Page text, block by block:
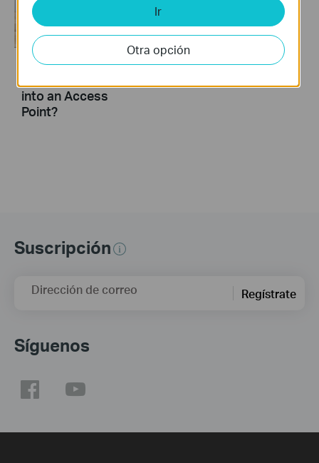
into an Access
Point?
Suscripción
Dirección de correo Regístrate
Síguenos
Ir
Otra opción